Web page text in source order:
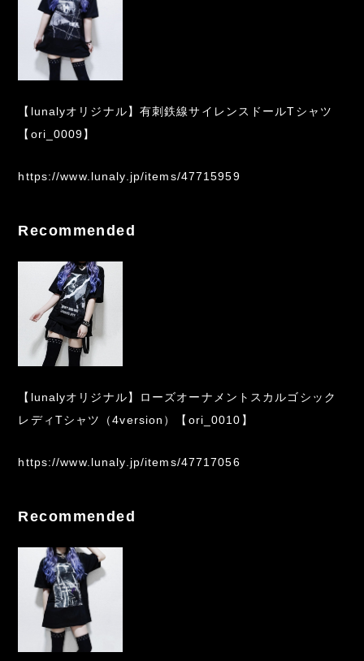
【lunalyオリジナル】有刺鉄線サイレンスドールTシャツ
【ori_0009】
https://www.lunaly.jp/items/47715959
Recommended
【lunalyオリジナル】ローズオーナメントスカルゴシック
レディTシャツ（4version）【ori_0010】
https://www.lunaly.jp/items/47717056
Recommended